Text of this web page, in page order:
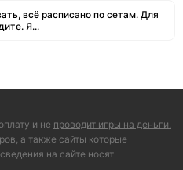
всё расписано по сетам. Для
Я...
и не проводит игры на деньги.
а также сайты которые
на сайте носят